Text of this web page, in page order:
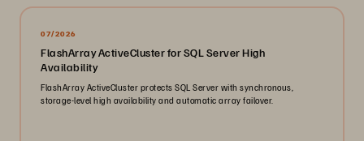
07/2026
FlashArray ActiveCluster for SQL Server High
Availability
FlashArray ActiveCluster protects SQL Server with synchronous,
storage-level high availability and automatic array failover.